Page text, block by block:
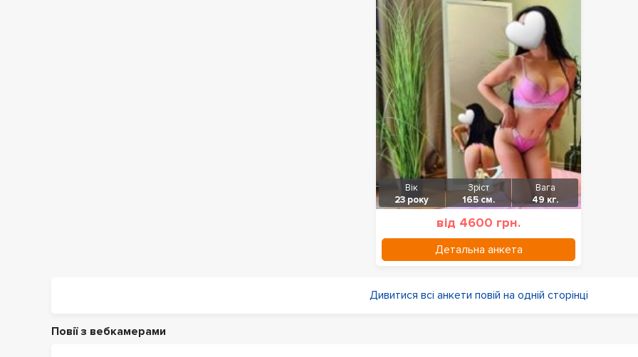
Вік
23 року
Зріст
165 см.
Вага
49 кг.
від 4600 грн.
Детальна анкета
Дивитися всі анкети повій на одній сторінці
Повії з вебкамерами